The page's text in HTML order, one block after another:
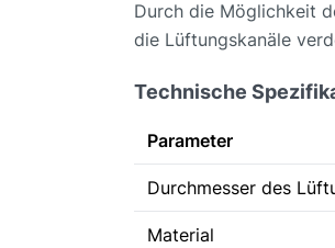
Durch die Möglichkeit
die Lüftungskanäle
Technische
Parameter
Durchmesser des
Material